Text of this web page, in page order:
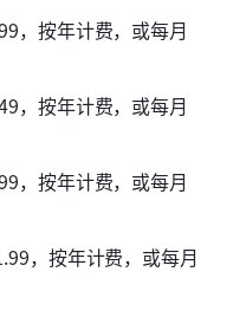
，按年计费，或每月
，按年计费，或每月
，按年计费，或每月
，按年计费，或每月